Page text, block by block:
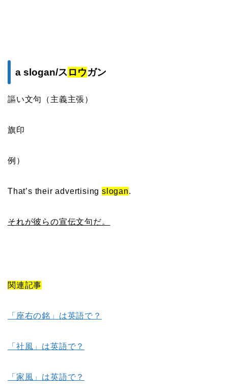
a slogan/スロウガン
謳い文句（主義主張）
旗印
例）
That’s their advertisingslogan.
それが彼らの宣伝文句だ。
関連記事
「座右の銘」は英語で？
「社風」は英語で？
「家風」は英語で？